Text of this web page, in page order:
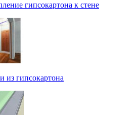
гипсокартона к стене
из гипсокартона